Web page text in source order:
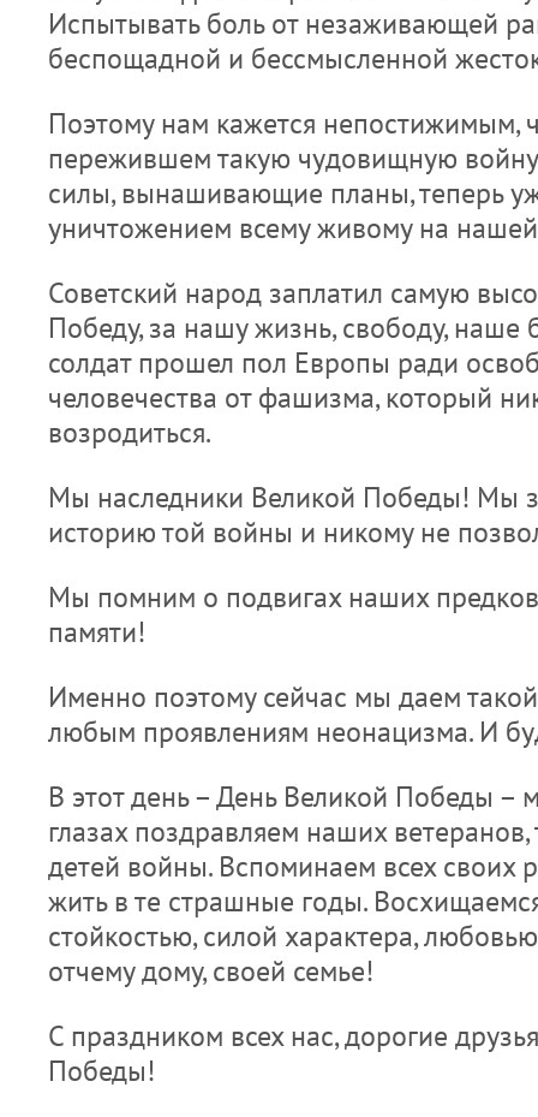
Испытывать боль от незаживающей
беспощадной и бессмысленной
Поэтому нам кажется непостижимым,
пережившем такую чудовищную
силы, вынашивающие планы, теперь
уничтожением всему живому на
Советский народ заплатил самую
Победу, за нашу жизнь, свободу, наше
солдат прошел пол Европы ради
человечества от фашизма, который
возродиться.
Мы наследники Великой Победы! Мы
историю той войны и никому не
Мы помним о подвигах наших
памяти!
Именно поэтому сейчас мы даем
любым проявлениям неонацизма. И
В этот день – День Великой Победы –
глазах поздравляем наших
детей войны. Вспоминаем всех своих
жить в те страшные годы.
стойкостью, силой характера,
отчему дому, своей семье!
С праздником всех нас, дорогие
Победы!